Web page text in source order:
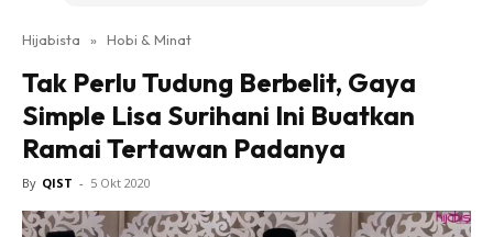
Hijabista » Hobi & Minat
Tak Perlu Tudung Berbelit, Gaya
Simple Lisa Surihani Ini Buatkan
Ramai Tertawan Padanya
By QIST - 5 Okt 2020